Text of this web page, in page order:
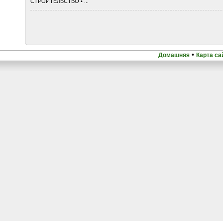
Домашняя • Карта